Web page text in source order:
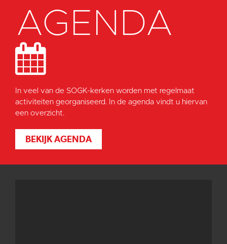
AGENDA
In veel van de SOGK-kerken worden met regelmaat
activiteiten georganiseerd. In de agenda vindt u hiervan
een overzicht.
BEKIJK AGENDA